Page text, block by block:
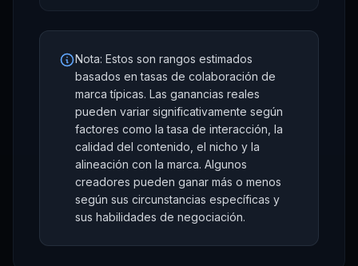
Nota: Estos son rangos estimados
basados en tasas de colaboración de
marca típicas. Las ganancias reales
pueden variar significativamente según
factores como la tasa de interacción, la
calidad del contenido, el nicho y la
alineación con la marca. Algunos
creadores pueden ganar más o menos
según sus circunstancias específicas y
sus habilidades de negociación.